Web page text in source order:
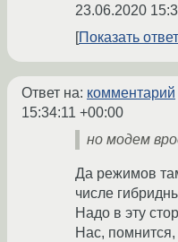
23.06.2020
Показать ответ
Ответ на: комментарий
15:34:11 +00:00
но модем
Да режимов
числе
Надо в эту
Нас,